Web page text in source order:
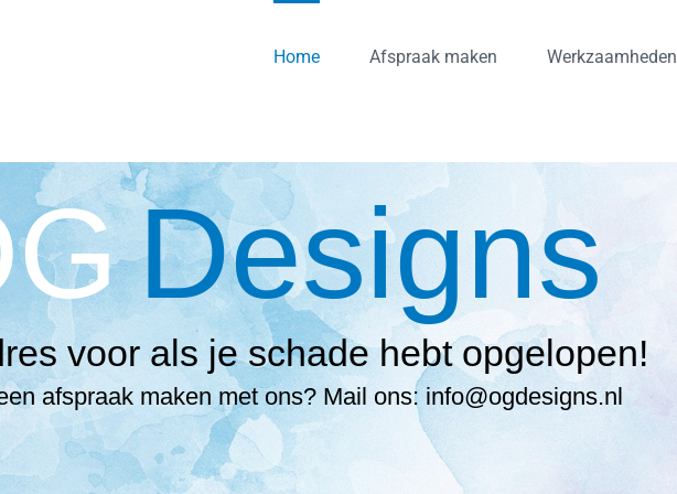
Home Afspraak maken Werkzaamheden
Designs
voor als je schade hebt opgelopen!
afspraak maken met ons? Mail ons: info@ogdesigns.nl